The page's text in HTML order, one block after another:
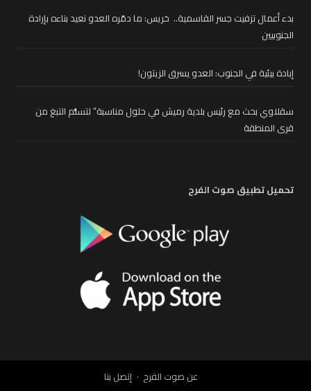
بدء أعمال تزفيت جسر القاسمية.. خريس: ما دمّره العدو نعيد بناءه بإرادة
الجنوبيين
إبادة بيئية في الجنوب: العدو يسرق الزيتون!
سقلاوي بحث مع رئيس بلدية رميش في حلول مناسبة” لتسلُّم التبغ من
قرى المنطقة
تحميل تطبيق صوت الفرح
عن صوت الفرح إتصل بنا